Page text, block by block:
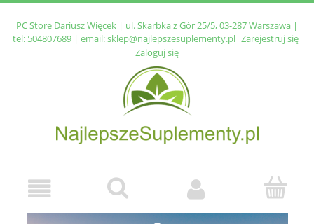
PC Store Dariusz Więcek | ul. Skarbka z Gór 25/5, 03-287 Warszawa |
tel: 504807689| email:sklep@najlepszesuplementy.pl Zarejestruj się
Zaloguj się